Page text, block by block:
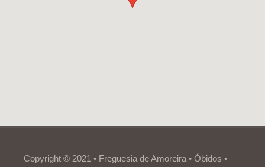
Copyright © 2021 • Freguesia de Amoreira • Óbidos •